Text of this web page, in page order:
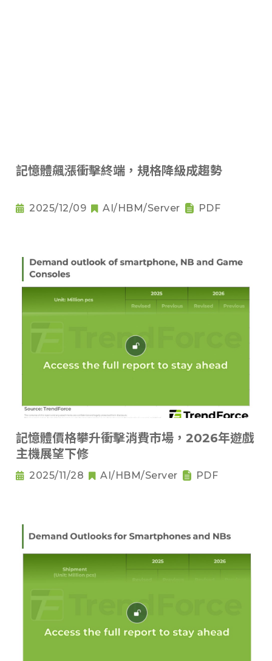
記憶體飆漲衝擊終端，規格降級成趨勢
2025/12/09 AI/HBM/Server PDF
記憶體價格攀升衝擊消費市場，2026年遊戲
主機展望下修
2025/11/28 AI/HBM/Server PDF